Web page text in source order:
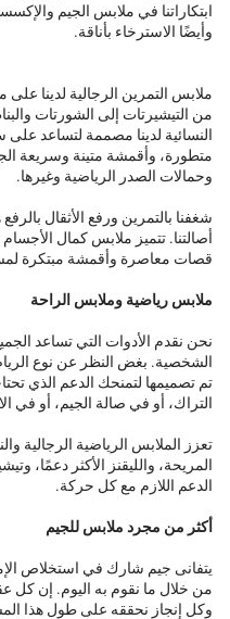
ابتكاراتنا في ملابس الجيم
وأيضًا الاسترخاء بأناقة.
ملابس التمرين الرجالية لدينا
من التيشيرتات إلى الشورتات
النسائية لدينا مصممة لتساعد على
متطورة، وأقمشة متينة وسريعة
وحمالات الصدر الرياضية وغيرها.
شغفنا بالتمرين ورفع الأثقال
أصالتنا. تتميز ملابس كمال
قصات معاصرة وأقمشة مبتكرة
ملابس رياضية وملابس الراحة
نحن نقدم الأدوات التي تساعد
الشخصية. بغض النظر عن نوع
تم تصميمها لتمنحك الدعم الذي
التراك، أو في صالة الجيم، أو في
تعزز الملابس الرياضية الرجالية
المريحة، والليقنز الأكثر دعمًا،
الدعم اللازم مع كل حركة.
أكثر من مجرد ملابس للجيم
يتفانى جيم شارك في استخلاص
من خلال ما نقوم به اليوم. إن كل
وكل إنجاز نحققه على طول هذا